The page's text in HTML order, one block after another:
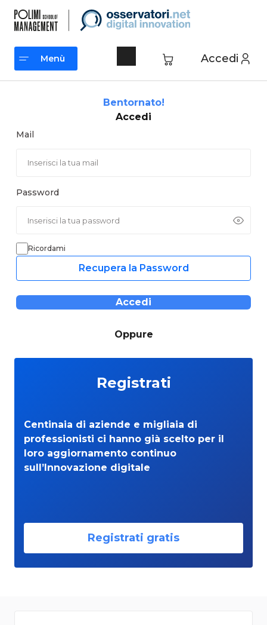
contenuto
Accedi
Menù
Bentornato!
Accedi
Mail
Password
Ricordami
Recupera la Password
Accedi
Oppure
Registrati
Centinaia di aziende e migliaia di
professionisti ci hanno già scelto per il
loro aggiornamento continuo
sull’Innovazione digitale
Registrati gratis